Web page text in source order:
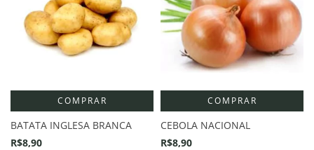
COMPRAR
BATATA INGLESA BRANCA
R$8,90
COMPRAR
CEBOLA NACIONAL
R$8,90